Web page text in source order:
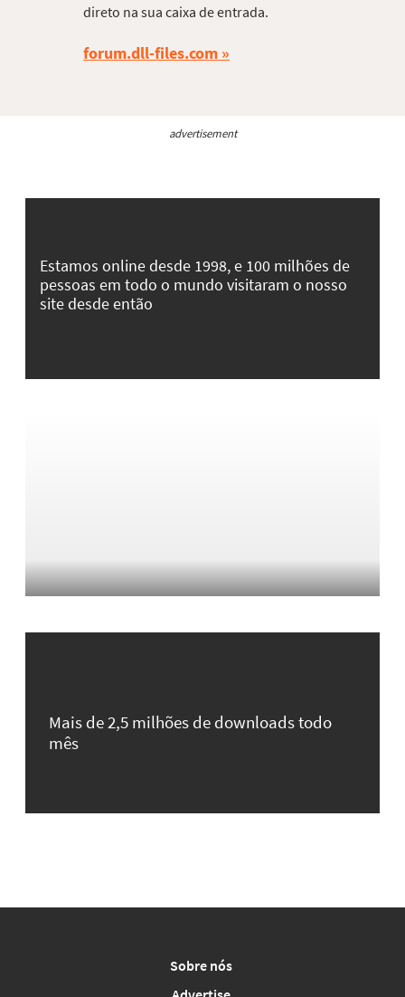
direto na sua caixa de entrada.
forum.dll-files.com
advertisement
Estamos online desde 1998, e 100 milhões de
pessoas em todo o mundo visitaram o nosso
site desde então
Mais de 2,5 milhões de downloads todo
mês
Sobre nós